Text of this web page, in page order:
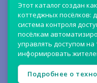
Этот каталог создан
коттеджных посёлков:
система контроля
посёлкам
управлять доступом
информировать
Подробнее о